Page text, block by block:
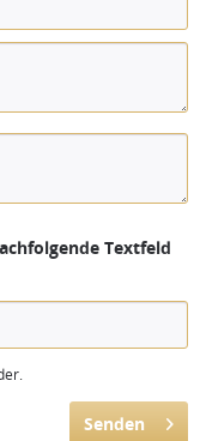
Textfeld
Senden